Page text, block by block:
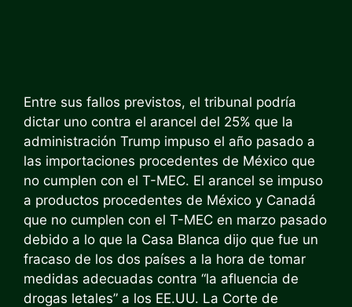
Entre sus fallos previstos, el tribunal podría
dictar uno contra el arancel del 25% que la
administración Trump impuso el año pasado a
las importaciones procedentes de México que
no cumplen con el T-MEC. El arancel se impuso
a productos procedentes de México y Canadá
que no cumplen con el T-MEC en marzo pasado
debido a lo que la Casa Blanca dijo que fue un
fracaso de los dos países a la hora de tomar
medidas adecuadas contra “la afluencia de
drogas letales” a los EE.UU. La Corte de